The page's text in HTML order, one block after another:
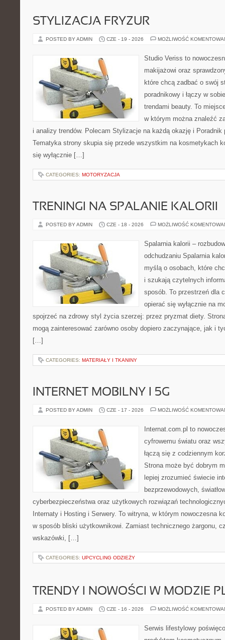
STYLIZACJA FRYZUR
POSTED BY ADMIN CZE - 19 - 2026 MOŻLIWOŚĆ
Studio Veriss to
makijażowi oraz
które chcą zadbać o swój
poradnikowy i łączy w
trendami beauty. To
w którym można znaleźć
i analizy trendów. Polecam Stylizacje na każdą okazję i
Tematyka strony skupia się przede wszystkim na kosmetykach
się wyłącznie […]
CATEGORIES: MOTORYZACJA
TRENINGI NA SPALANIE KALORII
POSTED BY ADMIN CZE - 18 - 2026 MOŻLIWOŚĆ
Spalarnia kalorii –
odchudzaniu Spalarnia
myślą o osobach, które
i szukają czytelnych
sposób. To przestrzeń dla
opierać się wyłącznie na
spojrzeć na zdrowy styl życia szerzej: przez pryzmat diety.
mogą zainteresować zarówno osoby dopiero zaczynające, jak i
[…]
CATEGORIES: MATERIAŁY I TKANINY
INTERNET MOBILNY I 5G
POSTED BY ADMIN CZE - 17 - 2026 MOŻLIWOŚĆ
Internat.com.pl to
cyfrowemu światu oraz
łączą się z codziennym
Strona może być dobrym
lepiej zrozumieć świecie
bezprzewodowych,
cyberbezpieczeństwa oraz użytkowych rozwiązań
Internaty i Hosting i Serwery. To witryna, w którym nowoczesna
w sposób bliski użytkownikowi. Zamiast technicznego żargonu,
wskazówki, […]
CATEGORIES: UPCYCLING ODZIEŻY
TRENDY I NOWOŚCI W MODZIE
POSTED BY ADMIN CZE - 16 - 2026 MOŻLIWOŚĆ
Serwis lifestylowy